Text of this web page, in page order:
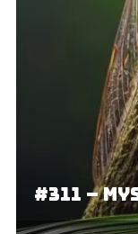
#311 –